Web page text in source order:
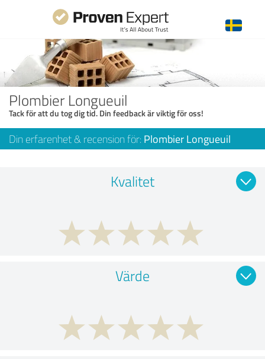
Plombier Longueuil
Tack för att du tog dig tid. Din feedback är viktig för oss!
Din erfarenhet & recension för: Plombier Longueuil
Kvalitet
Värde